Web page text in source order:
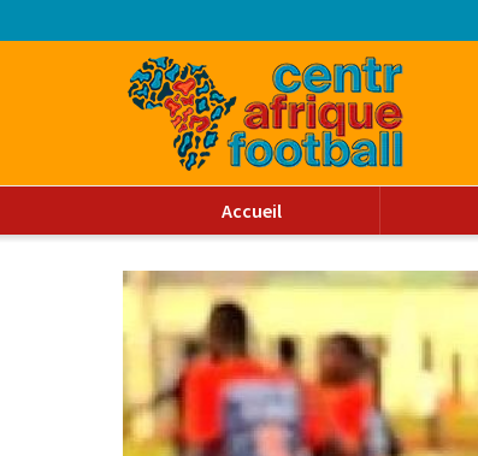
Accueil